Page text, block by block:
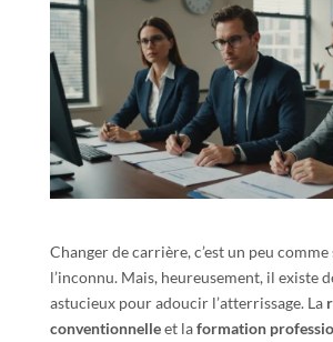
Changer de carrière, c’est un peu
l’inconnu. Mais, heureusement, il existe
astucieux pour adoucir l’atterrissage. La
conventionnelleet laformation